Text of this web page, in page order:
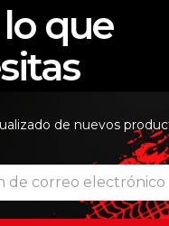
que
de nuevos
Y